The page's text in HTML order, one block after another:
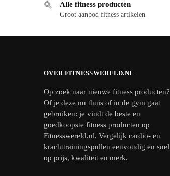
Alle fitness producten
Groot aanbod fitness artikelen
OVER FITNESSWERELD.NL
Op zoek naar nieuwe fitness producten?
Of je deze nu thuis of in de gym gaat
gebruiken: je vindt de beste en
goedkoopste fitness producten op
Fitnesswereld.nl. Vergelijk cardio- en
krachttrainingspullen eenvoudig en snel
op prijs, kwaliteit en merk.